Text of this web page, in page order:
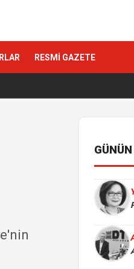
RESMİ GAZETE